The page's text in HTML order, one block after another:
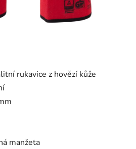
rukavice z hovězí kůže
manžeta